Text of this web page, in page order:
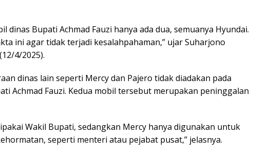
dinas Bupati Achmad Fauzi hanya ada dua, semuanya Hyundai.
ini agar tidak terjadi kesalahpahaman,” ujar Suharjono
4/2025).
dinas lain seperti Mercy dan Pajero tidak diadakan pada
Achmad Fauzi. Kedua mobil tersebut merupakan peninggalan
Wakil Bupati, sedangkan Mercy hanya digunakan untuk
seperti menteri atau pejabat pusat,” jelasnya.